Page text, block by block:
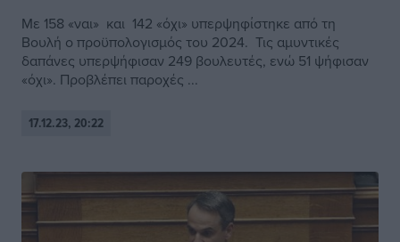
Με 158 «ναι» και 142 «όχι» υπερψηφίστηκε από τη
Βουλή ο προϋπολογισμός του 2024. Τις αμυντικές
δαπάνες υπερψήφισαν 249 βουλευτές, ενώ 51 ψήφισαν
«όχι». Προβλέπει παροχές ...
17.12.23, 20:22